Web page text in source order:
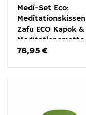
Medi-Set Eco:
Meditationskissen
Zafu ECO Kapok &
Meditationsmatte
Zabuton ECO
78,95€